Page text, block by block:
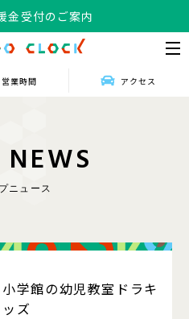
金受付のご案内
営業時間 アクセス
NEWS
ニュース
小学館の幼児教室ドラキ
ッズ